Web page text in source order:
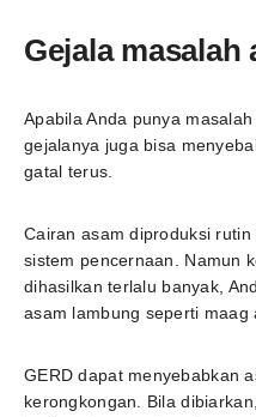
Gejala masalah
Apabila Anda punya
gejalanya juga bisa
gatal terus.
Cairan asam diproduksi
sistem pencernaan. Namun
dihasilkan terlalu banyak,
asam lambung seperti maag
GERD dapat menyebabkan
kerongkongan. Bila